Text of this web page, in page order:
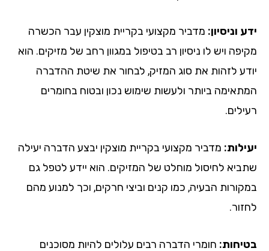
ידע וניסיון: מדביר מקצועי בקריית מוצקין עבר הכשרה
מקיפה ויש לו ניסיון רב בטיפול במגוון רחב של מזיקים. הוא
יודע לזהות את סוג המזיק, לבחור את שיטת ההדברה
המתאימה ביותר ולעשות שימוש נכון ובטוח בחומרים
רעילים.
יעילות: מדביר מקצועי בקריית מוצקין יבצע הדברה יעילה
שתביא לחיסול מוחלט של המזיקים. הוא יידע לטפל גם
במקורות הבעיה, כמו קנים וביצי חרקים, וכך למנוע מהם
לחזור.
בטיחות: חומרי הדברה רבים עלולים להיות מסוכנים